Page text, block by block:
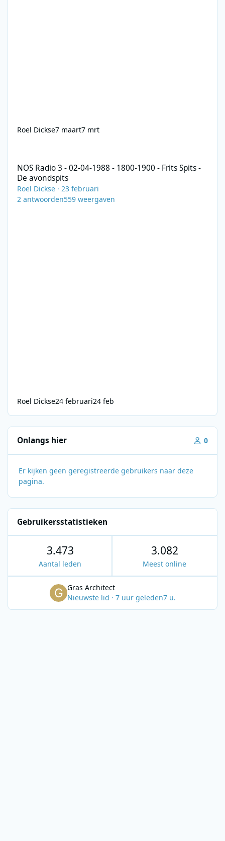
Roel Dickse7 maart7 mrt
NOS Radio 3 - 02-04-1988 - 1800-1900 - Frits Spits -
De avondspits
Roel Dickse ·23 februari
2 antwoorden559 weergaven
Roel Dickse24 februari24 feb
Onlangs hier 0
Er kijken geen geregistreerde gebruikers naar deze
pagina.
Gebruikersstatistieken
3.473
Aantal leden
3.082
Meest online
Gras Architect
Nieuwste lid · 7 uur geleden7 u.